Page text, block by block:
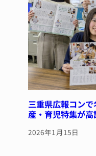
三重県広報コン
産・育児特集が高
2026年1月15日